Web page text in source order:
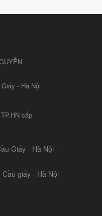
- Hà Nội
cấp
Giấy - Hà Nội -
giấy - Hà Nội -